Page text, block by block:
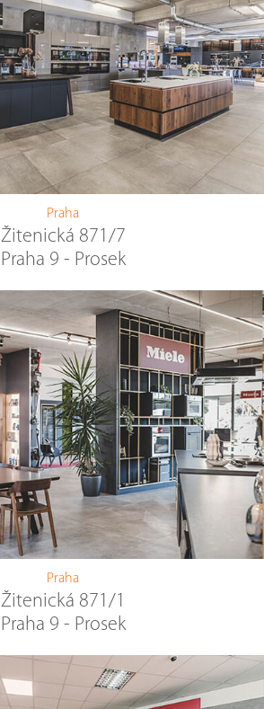
Praha
Žitenická 871/7
Praha 9 - Prosek
Praha
Žitenická 871/1
Praha 9 - Prosek